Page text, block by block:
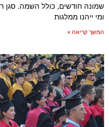
שמונה חודשים, כולל השמה. סגן
ומי ייהנו ממלגות
המשך קריאה »